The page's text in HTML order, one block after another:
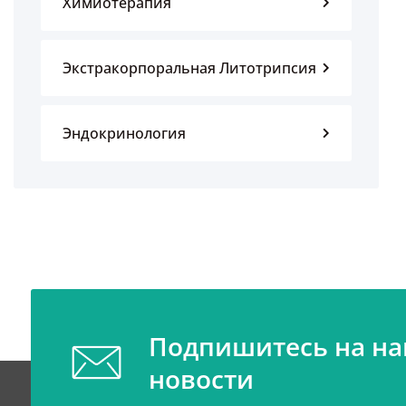
Экстракорпоральная Литотрипсия
Эндокринология
Подпишитесь на
новости